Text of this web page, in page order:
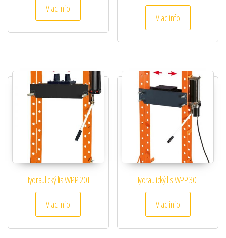
Viac info
Viac info
Hydraulický lis WPP 20 E
Viac info
Hydraulický lis WPP 30 E
Viac info